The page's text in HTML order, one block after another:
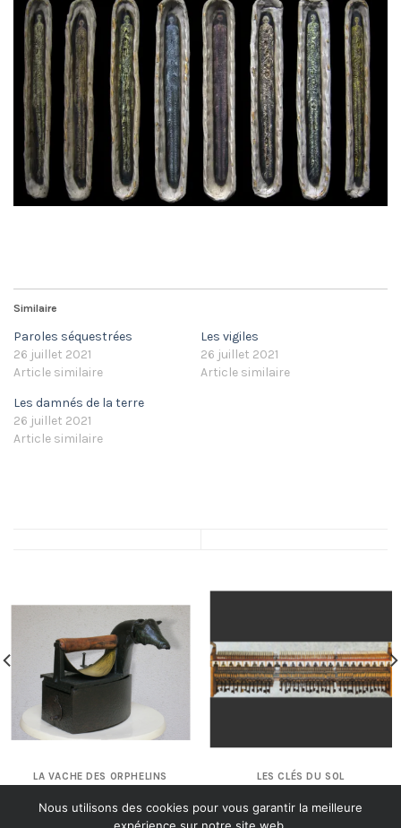
Similaire
Paroles séquestrées
26 juillet 2021
Article similaire
Les vigiles
26 juillet 2021
Article similaire
Les damnés de la terre
26 juillet 2021
Article similaire
LA VACHE DES ORPHELINS LES CLÉS DU SOL
Nous utilisons des cookies pour vous garantir la meilleure
expérience sur notre site web.